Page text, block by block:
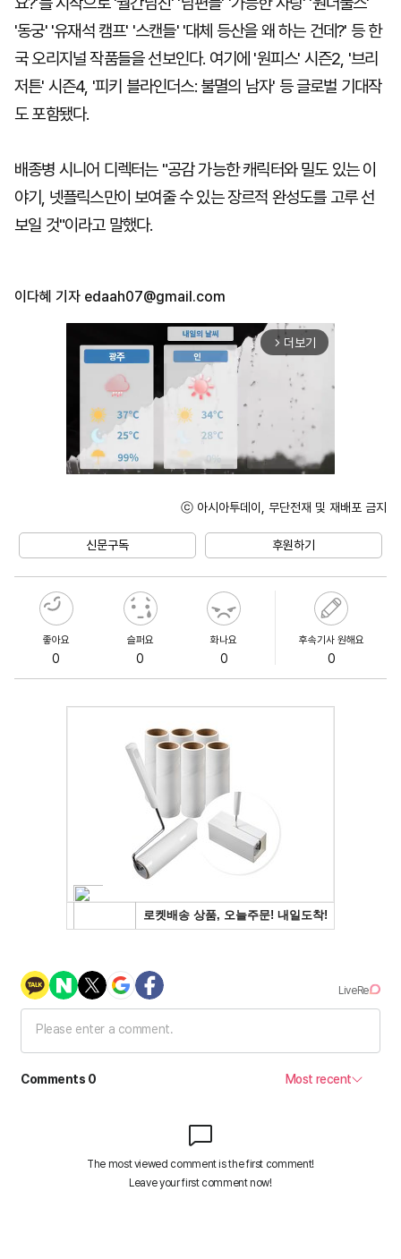
'동궁' '유재석 캠프' '스캔들' '대체 등산을 왜 하는 건데?' 등 한
국 오리지널 작품들을 선보인다. 여기에 '원피스' 시즌2, '브리
저튼' 시즌4, '피키 블라인더스: 불멸의 남자' 등 글로벌 기대작
도 포함됐다.
배종병 시니어 디렉터는 "공감 가능한 캐릭터와 밀도 있는 이
야기, 넷플릭스만이 보여줄 수 있는 장르적 완성도를 고루 선
보일 것"이라고 말했다.
이다혜 기자 edaah07@gmail.com
arrow_forward_ios 더보기
ⓒ 아시아투데이, 무단전재 및 재배포 금지
신문구독 후원하기
좋아요
0
슬퍼요
0
화나요
0
후속기사 원해요
0